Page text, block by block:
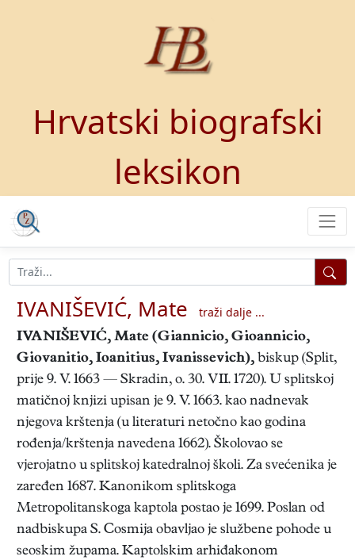
Hrvatski biografski
leksikon
IVANIŠEVIĆ, Mate
traži dalje ...
IVANIŠEVIĆ, Mate (Giannicio, Gioannicio,
Giovanitio, Ioanitius, Ivanissevich), biskup (Split,
prije 9. V. 1663 — Skradin, o. 30. VII. 1720). U splitskoj
matičnoj knjizi upisan je 9. V. 1663. kao nadnevak
njegova krštenja (u literaturi netočno kao godina
rođenja/krštenja navedena 1662). Školovao se
vjerojatno u splitskoj katedralnoj školi. Za svećenika je
zaređen 1687. Kanonikom splitskoga
Metropolitanskoga kaptola postao je 1699. Poslan od
nadbiskupa S. Cosmija obavljao je službene pohode u
seoskim župama. Kaptolskim arhiđakonom